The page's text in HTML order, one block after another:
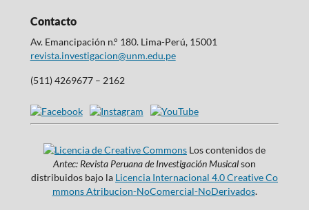
Contacto
Av. Emancipación n.° 180. Lima-Perú, 15001
revista.investigacion@unm.edu.pe
(511) 4269677 – 2162
Los contenidos de
Antec: Revista Peruana de Investigación Musicalson
distribuidos bajo la Licencia Internacional 4.0 Creative Co
mmons Atribucion-NoComercial-NoDerivados.